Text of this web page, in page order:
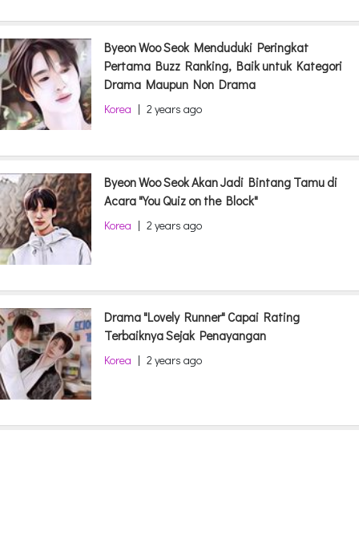
Byeon Woo Seok Menduduki Peringkat
Pertama Buzz Ranking, Baik untuk Kategori
Drama Maupun Non Drama
Korea | 2 years ago
Byeon Woo Seok Akan Jadi Bintang Tamu di
Acara "You Quiz on the Block"
Korea | 2 years ago
Drama "Lovely Runner" Capai Rating
Terbaiknya Sejak Penayangan
Korea | 2 years ago